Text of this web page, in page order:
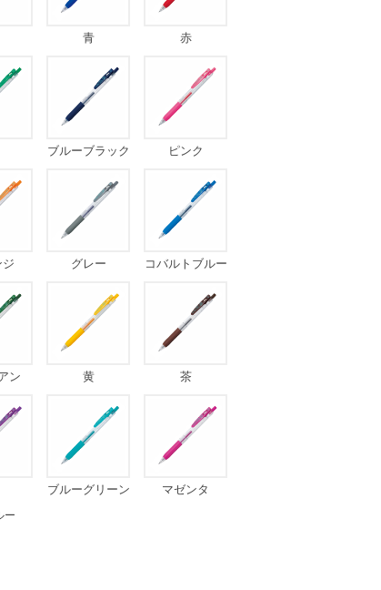
青 赤
ブルーブラック ピンク
グレー コバルトブルー
ン 黄 茶
ブルーグリーン マゼンタ
ー